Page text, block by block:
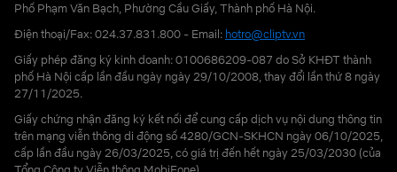
Phố Phạm Văn Bạch, Phường Cầu Giấy, Thành phố Hà Nội.
Điện thoại/Fax: 024.37.831.800 - Email: hotro@cliptv.vn
Giấy phép đăng ký kinh doanh: 0100686209-087 do Sở KHĐT thành
phố Hà Nội cấp lần đầu ngày ngày 29/10/2008, thay đổi lần thứ 8 ngày
27/11/2025.
Giấy chứng nhận đăng ký kết nối để cung cấp dịch vụ nội dung thông tin
trên mạng viễn thông di động số 4280/GCN-SKHCN ngày 06/10/2025,
cấp lần đầu ngày 26/03/2025, có giá trị đến hết ngày 25/03/2030 (của